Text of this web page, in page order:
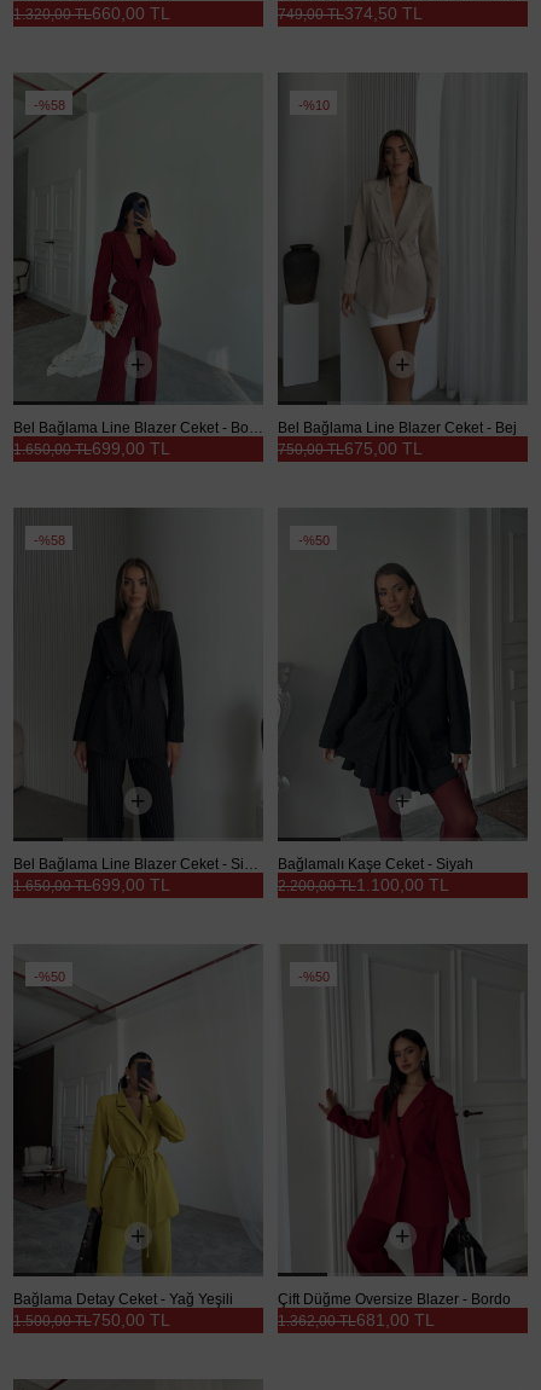
660,00 TL
1.320,00 TL 374,50 TL
749,00 TL
%58
Bel Bağlama Line Blazer Ceket - Bordo
699,00 TL
1.650,00 TL
%10
Bel Bağlama Line Blazer Ceket - Bej
675,00 TL
750,00 TL
%58
699,00 TL
1.650,00 TL
%50
Bağlamalı Kaşe Ceket - Siyah
1.100,00 TL
2.200,00 TL
%50
Bağlama Detay Ceket - Yağ Yeşili
750,00 TL
1.500,00 TL
%50
Çift Düğme Oversize Blazer - Bordo
681,00 TL
1.362,00 TL